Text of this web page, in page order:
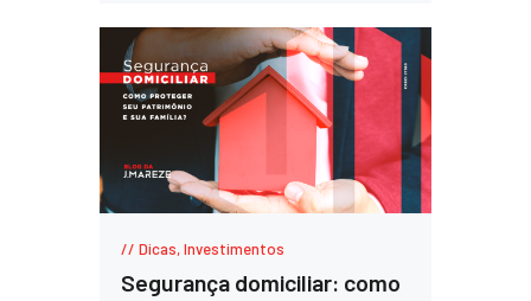
Dicas,Investimentos
Segurança domiciliar: como